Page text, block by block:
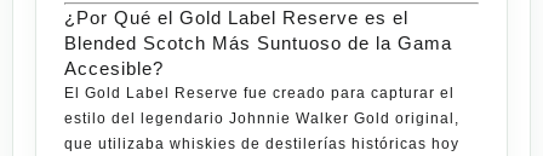
¿Por Qué el Gold Label Reserve es el
Blended Scotch Más Suntuoso de la Gama
Accesible?
El Gold Label Reserve fue creado para capturar el
estilo del legendario Johnnie Walker Gold original,
que utilizaba whiskies de destilerías históricas hoy